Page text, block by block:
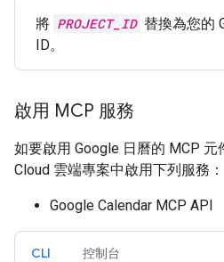
將 PROJECT_ID 替換為您的
ID。
啟用 MCP 服務
如要啟用 Google 日曆的 MCP 元
Cloud 雲端專案中啟用下列服務：
Google Calendar MCP API
CLI 控制台